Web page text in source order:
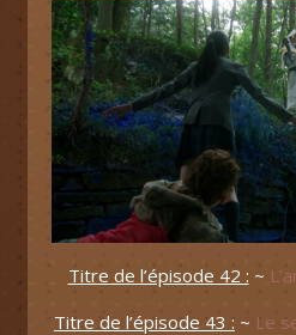
Titre de l’épisode 42 : ~
Titre de l’épisode 43 : ~ Le